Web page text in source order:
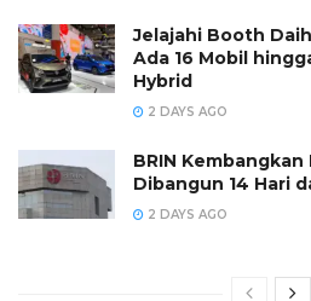
Jelajahi Booth
Ada 16 Mobil
Hybrid
2 DAYS AGO
BRIN
Dibangun 14 Hari
2 DAYS AGO